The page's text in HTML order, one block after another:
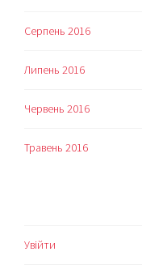
Серпень 2016
Липень 2016
Червень 2016
Травень 2016
Увійти